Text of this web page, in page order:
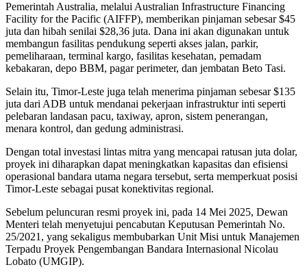
Pemerintah Australia, melalui Australian Infrastructure Financing
Facility for the Pacific (AIFFP), memberikan pinjaman sebesar $45
juta dan hibah senilai $28,36 juta. Dana ini akan digunakan untuk
membangun fasilitas pendukung seperti akses jalan, parkir,
pemeliharaan, terminal kargo, fasilitas kesehatan, pemadam
kebakaran, depo BBM, pagar perimeter, dan jembatan Beto Tasi.
Selain itu, Timor-Leste juga telah menerima pinjaman sebesar $135
juta dari ADB untuk mendanai pekerjaan infrastruktur inti seperti
pelebaran landasan pacu, taxiway, apron, sistem penerangan,
menara kontrol, dan gedung administrasi.
Dengan total investasi lintas mitra yang mencapai ratusan juta dolar,
proyek ini diharapkan dapat meningkatkan kapasitas dan efisiensi
operasional bandara utama negara tersebut, serta memperkuat posisi
Timor-Leste sebagai pusat konektivitas regional.
Sebelum peluncuran resmi proyek ini, pada 14 Mei 2025, Dewan
Menteri telah menyetujui pencabutan Keputusan Pemerintah No.
25/2021, yang sekaligus membubarkan Unit Misi untuk Manajemen
Terpadu Proyek Pengembangan Bandara Internasional Nicolau
Lobato (UMGIP).